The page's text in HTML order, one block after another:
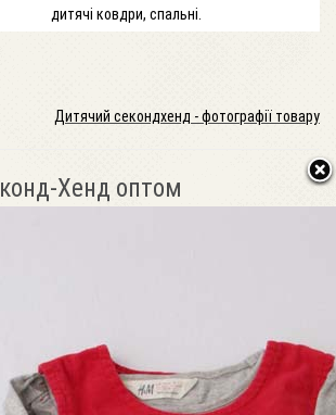
дитячі ковдри, спальні.
Дитячий секондхенд - фотографії товару
Хенд оптом